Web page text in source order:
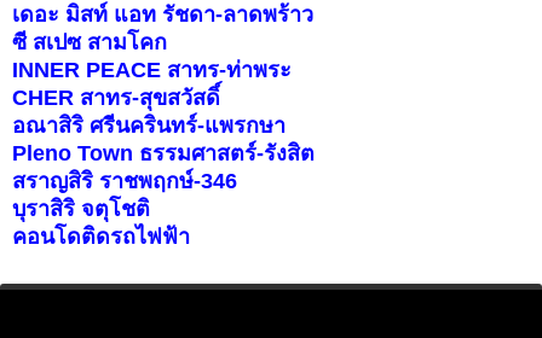
เดอะ มิสท์ แอท รัชดา-ลาดพร้าว
ซี สเปซ สามโคก
INNER PEACE สาทร-ท่าพระ
CHER สาทร-สุขสวัสดิ์
อณาสิริ ศรีนครินทร์-แพรกษา
Pleno Town ธรรมศาสตร์-รังสิต
สราญสิริ ราชพฤกษ์-346
บุราสิริ จตุโชติ
คอนโดติดรถไฟฟ้า